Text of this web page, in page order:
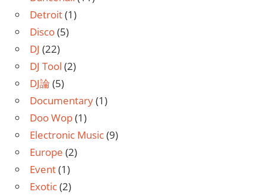
Detroit(1)
Disco(5)
DJ (22)
DJ Tool (2)
DJ論 (5)
Documentary(1)
Doo Wop(1)
Electronic Music(9)
Europe (2)
Event(1)
Exotic(2)